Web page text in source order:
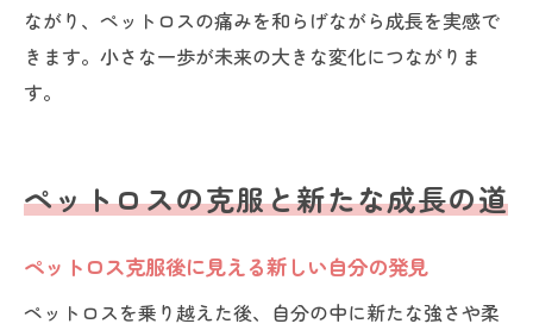
ながり、ペットロスの痛みを和らげながら成長を実感で
きます。小さな一歩が未来の大きな変化につながりま
す。
ペットロスの克服と新たな成長の道
ペットロス克服後に見える新しい自分の発見
ペットロスを乗り越えた後、自分の中に新たな強さや柔